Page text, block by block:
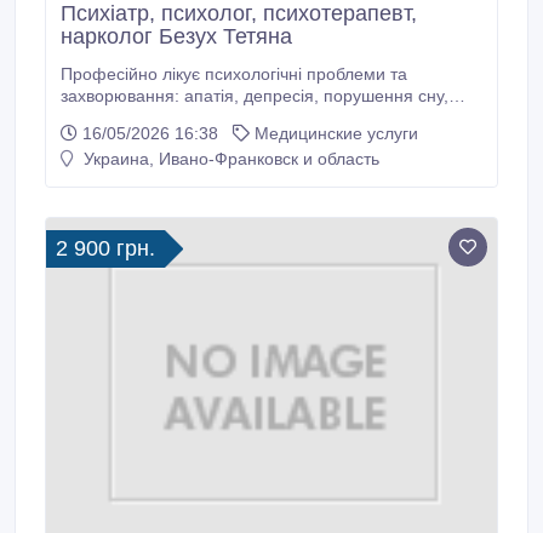
Психіатр, психолог, психотерапевт,
нарколог Безух Тетяна
Професійно лікує психологічні проблеми та
захворювання: апатія, депресія, порушення сну,
пам'яті, синдром хронічної втоми, неконтрольована
агресія, страхи та фобії. Стрес та розлади складних
розлучення тощо).
16/05/2026 16:38
Медицинские услуги
Украина, Ивано-Франковск и область
2 900 грн.